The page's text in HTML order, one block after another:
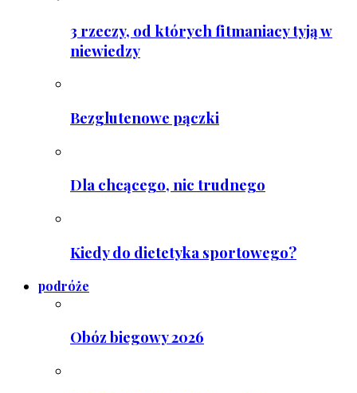
3 rzeczy, od których fitmaniacy tyją w
niewiedzy
Bezglutenowe pączki
Dla chcącego, nic trudnego
Kiedy do dietetyka sportowego?
podróże
Obóz biegowy 2026